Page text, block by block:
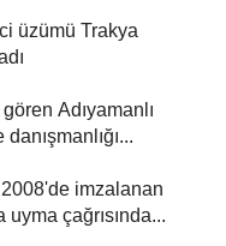
üzümü Trakya
Adıyamanlı
imzalanan
çağrısında...